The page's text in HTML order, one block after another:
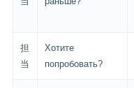
担
当
Хотите
попробовать?